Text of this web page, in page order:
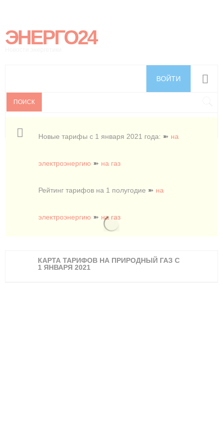
ЭНЕРГО24
ВОЙТИ
Новые тарифы с 1 января 2021 года: ➽ на
электроэнергию ➽ на газ
Рейтинг тарифов на 1 полугодие ➽ на
электроэнергию ➽ на газ
ПОИСК
КАРТА ТАРИФОВ НА ПРИРОДНЫЙ ГАЗ С
1 ЯНВАРЯ 2021